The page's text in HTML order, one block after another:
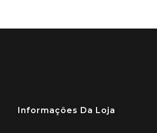
Informações Da Loja